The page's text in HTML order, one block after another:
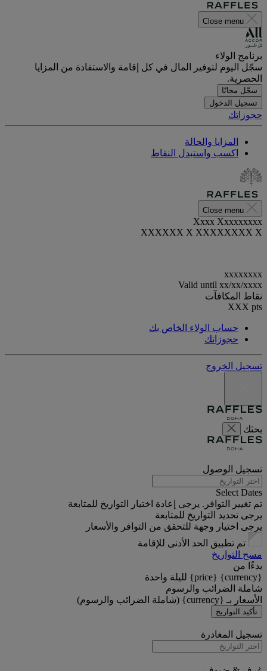
Close menu
برنامج الولاء
سجّل اليوم لتوفير المال في كل إقامة والاستفادة من المزايا
الحصرية.
سجّل مجانًا
تسجيل الدخول
حجوزاتك
المزايا والحالة
اكسب واستبدل النقاط
Close menu
Xxxx Xxxxxxxxx
XXXXXX X XXXXXXXX X
xxxxxxxx
Valid until xx/xx/xxxx
نقاط المكافآت
XXX pts
حساب الولاء الخاص بك
حجوزاتك
تسجيل الخروج
بحثك
تسجيل الوصول
Select Dates
تم تغيير التوافر. يرجى إعادة اختيار التواريخ للمتابعة
يرجى تحديد التواريخ للمتابعة
يرجى اختيار وجهة للتحقق من التوافر والأسعار
تم تطبيق الحد الأدنى للإقامة
مسح التواريخ
بدءًا من
{currency} {price} لليلة واحدة
شاملة الضرائب والرسوم
الأسعار بـ {currency} (شاملة الضرائب والرسوم)
تأكيد التواريخ
تسجيل المغادرة